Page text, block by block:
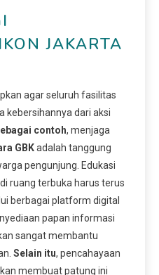
JAKARTA
agar seluruh fasilitas
kebersihannya dari aksi
contoh, menjaga
GBKadalah tanggung
pengunjung. Edukasi
ruang terbuka harus terus
berbagai platform digital
papan informasi
sangat membantu
Selain itu, pencahayaan
membuat patung ini